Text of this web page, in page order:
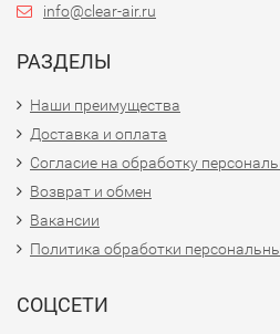
info@clear-air.ru
РАЗДЕЛЫ
Наши преимущества
Доставка и оплата
Согласие на обработку
Возврат и обмен
Вакансии
Политика обработки
СОЦСЕТИ